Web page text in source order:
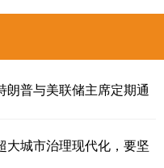
朗普与美联储主席定期通
大城市治理现代化，要坚